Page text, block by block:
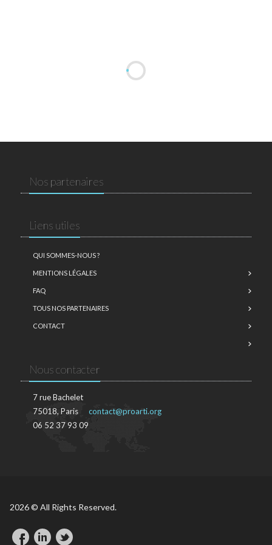
Nos partenaires
Liens utiles
QUI SOMMES-NOUS ?
MENTIONS LÉGALES
FAQ
TOUS NOS PARTENAIRES
CONTACT
Nous contacter
7 rue Bachelet
75018, Paris
06 52 37 93 09
contact@proarti.org
2026 © All Rights Reserved.